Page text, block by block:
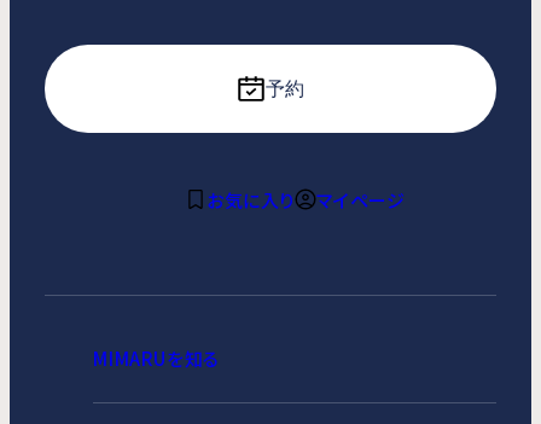
予約
お気に入り マイページ
MIMARUを知る